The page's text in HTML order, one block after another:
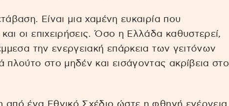
Είναι μια χαμένη ευκαιρία που
οι επιχειρήσεις. Όσο η Ελλάδα καθυστερεί,
την ενεργειακή επάρκεια των γειτόνων
πλούτο στο μηδέν και εισάγοντας ακρίβεια στο